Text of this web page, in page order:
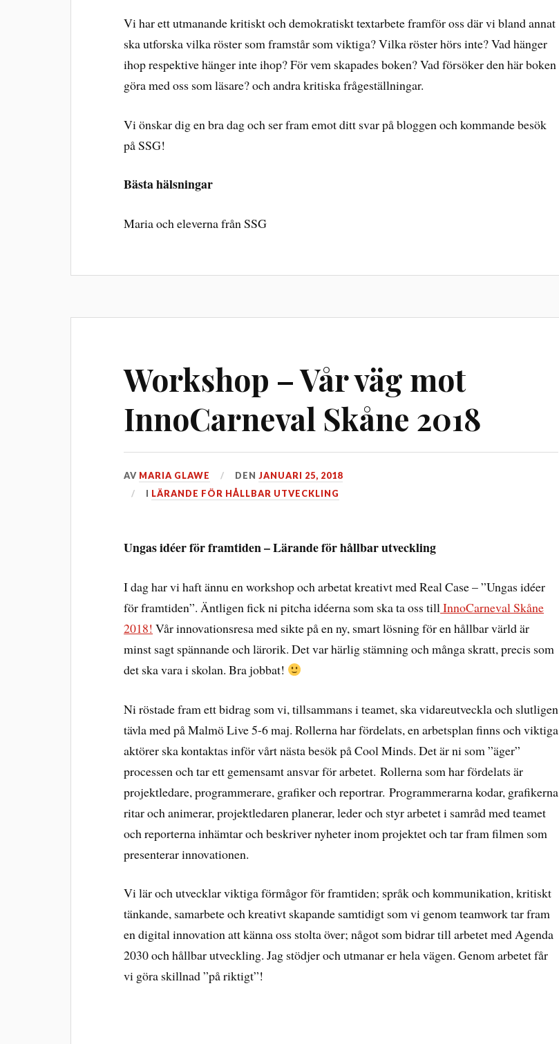
Vi har ett utmanande kritiskt och demokratiskt textarbete framför oss där vi bland annat
ska utforska vilka röster som framstår som viktiga? Vilka röster hörs inte? Vad hänger
ihop respektive hänger inte ihop? För vem skapades boken? Vad försöker den här boken
göra med oss som läsare? och andra kritiska frågeställningar.
Vi önskar dig en bra dag och ser fram emot ditt svar på bloggen och kommande besök
på SSG!
Bästa hälsningar
Maria och eleverna från SSG
Workshop – Vår väg mot
InnoCarneval Skåne 2018
AV MARIA GLAWE DENJANUARI 25, 2018
I LÄRANDE FÖR HÅLLBAR UTVECKLING
Ungas idéer för framtiden – Lärande för hållbar utveckling
I dag har vi haft ännu en workshop och arbetat kreativt med Real Case – ”Ungas idéer
för framtiden”. Äntligen fick ni pitcha idéerna som ska ta oss tillInnoCarneval Skåne
2018! Vår innovationsresa med sikte på en ny, smart lösning för en hållbar värld är
minst sagt spännande och lärorik. Det var härlig stämning och många skratt, precis som
det ska vara i skolan. Bra jobbat!
Ni röstade fram ett bidrag som vi, tillsammans i teamet, ska vidareutveckla och slutligen
tävla med på Malmö Live 5-6 maj. Rollerna har fördelats, en arbetsplan finns och viktiga
aktörer ska kontaktas inför vårt nästa besök på Cool Minds. Det är ni som ”äger”
processen och tar ett gemensamt ansvar för arbetet. Rollerna som har fördelats är
projektledare, programmerare, grafiker och reportrar. Programmerarna kodar, grafikerna
ritar och animerar, projektledaren planerar, leder och styr arbetet i samråd med teamet
och reporterna inhämtar och beskriver nyheter inom projektet och tar fram filmen som
presenterar innovationen.
Vi lär och utvecklar viktiga förmågor för framtiden; språk och kommunikation, kritiskt
tänkande, samarbete och kreativt skapande samtidigt som vi genom teamwork tar fram
en digital innovation att känna oss stolta över; något som bidrar till arbetet med Agenda
2030 och hållbar utveckling. Jag stödjer och utmanar er hela vägen. Genom arbetet får
vi göra skillnad ”på riktigt”!